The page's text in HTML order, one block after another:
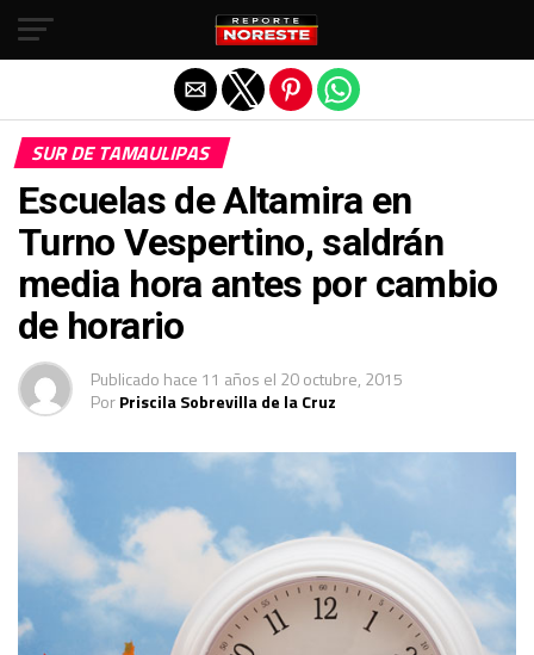
SUR DE TAMAULIPAS
Escuelas de Altamira en
Turno Vespertino, saldrán
media hora antes por cambio
de horario
Publicado hace 11 años el 20 octubre, 2015
PorPriscila Sobrevilla de la Cruz
Salir de la versión móvil